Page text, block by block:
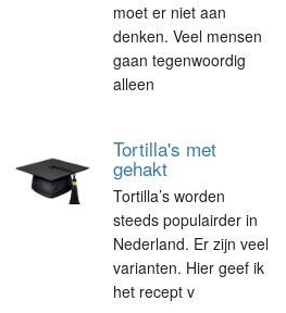
moet er niet aan
denken. Veel mensen
gaan tegenwoordig
alleen
Tortilla's met
gehakt
Tortilla’s worden
steeds populairder in
Nederland. Er zijn veel
varianten. Hier geef ik
het recept v